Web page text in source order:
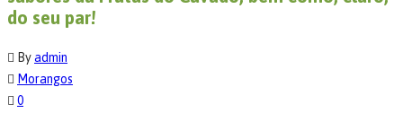
do seu par!
Byadmin
Morangos
0